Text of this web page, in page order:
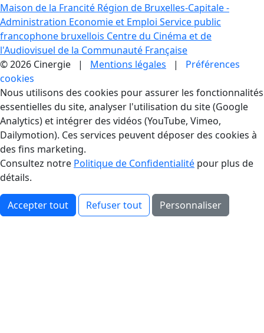
Maison de la Francité Région de Bruxelles-Capitale -
Administration Economie et Emploi Service public
francophone bruxellois Centre du Cinéma et de
l'Audiovisuel de la Communauté Française
© 2026 Cinergie | Mentions légales | Préférences
cookies
Gestion des Cookies
Nous utilisons des cookies pour assurer les fonctionnalités
essentielles du site, analyser l'utilisation du site (Google
Analytics) et intégrer des vidéos (YouTube, Vimeo,
Dailymotion). Ces services peuvent déposer des cookies à
des fins marketing.
Consultez notre Politique de Confidentialité pour plus de
détails.
Accepter tout Refuser tout Personnaliser